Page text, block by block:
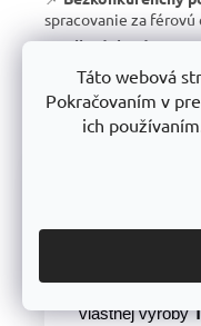
Táto webová
Pokračovaním v
ich
spracovanie za férovú
📌Dlhodobo
bude konzistentné aj
S TRESTLES
si
záruku kvality a
Nakupujete
individuálnu
výberom
vlastnej výroby